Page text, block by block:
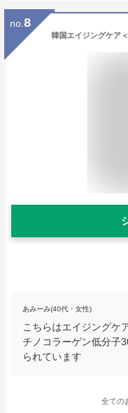
no. 8
あみーみ(40代・女性)
こちらはエイジングケ
チノコラーゲン低分子
られています
全ての